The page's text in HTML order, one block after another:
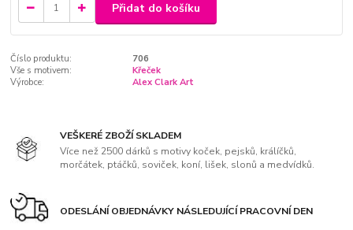
Přidat do košíku
Číslo produktu:
706
Vše s motivem:
Křeček
Výrobce:
Alex Clark Art
VEŠKERÉ ZBOŽÍ SKLADEM
Více než 2500 dárků s motivy koček, pejsků, králíčků,
morčátek, ptáčků, soviček, koní, lišek, slonů a medvídků.
ODESLÁNÍ OBJEDNÁVKY NÁSLEDUJÍCÍ PRACOVNÍ DEN